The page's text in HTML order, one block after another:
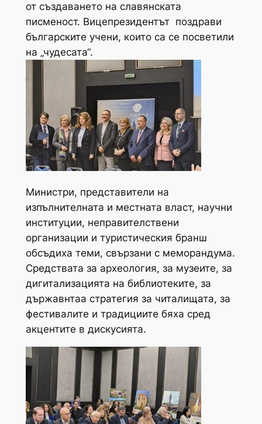
от създаването на славянската
писменост. Вицепрезидентът поздрави
българските учени, които са се посветили
на „чудесата“.
Министри, представители на
изпълнителната и местната власт, научни
институции, неправителствени
организации и туристическия бранш
обсъдиха теми, свързани с меморандума.
Средствата за археология, за музеите, за
дигитализацията на библиотеките, за
държавнтаа стратегия за читалищата, за
фестивалите и традициите бяха сред
акцентите в дискусията.